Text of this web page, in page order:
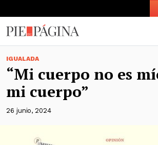
IGUALADA
“Mi cuerpo no es
mi cuerpo”
26 junio, 2024